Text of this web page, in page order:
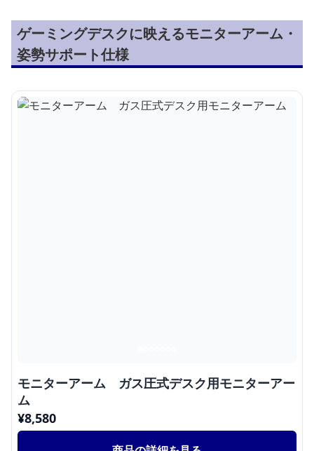
ゲーミングデスクに映えるモニターアーム・
姿勢サポート仕様
モニターアーム ガス圧式デスク用モニターアー
ム
¥8,580